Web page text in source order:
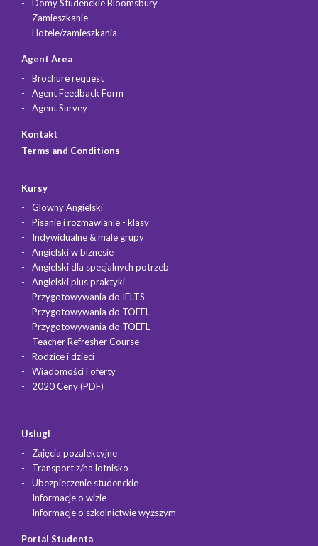
Domy Studenckie Bloomsbury
Zamieszkanie
Hotele/zamieszkania
Agent Area
Brochure request
Agent Feedback Form
Agent Survey
Kontakt
Terms and Conditions
Kursy
Glowny Angielski
Pisanie i rozmawianie - klasy
Indywidualne & male grupy
Angielski w biznesie
Angielski dla specjalnych potrzeb
Angielski plus praktyki
Przygotowywania do IELTS
Przygotowywania do TOEFL
Przygotowywania do TOEFL
Teacher Refresher Course
Rodzice i dzieci
Wiadomości i oferty
2020 Ceny (PDF)
Uslugi
Zajęcia pozalekcyjne
Transport z/na lotnisko
Ubezpieczenie studenckie
Informacje o wizie
Informacje o szkolnictwie wyższym
Portal Studenta